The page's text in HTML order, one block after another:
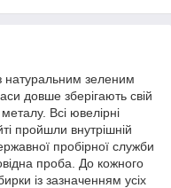
натуральним зеленим
довше зберігають свій
Всі ювелірні
пройшли внутрішній
пробірної служби
проба. До кожного
із зазначенням усіх